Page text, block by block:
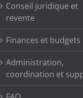
Conseil juridique et
revente
Finances et budgets
Administration,
coordination et